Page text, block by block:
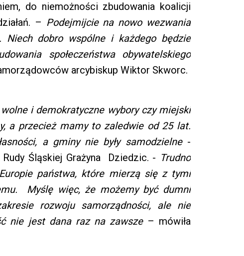
do niemożności zbudowania koalicji
– Podejmijcie na nowo wezwania
Niech dobro wspólne i każdego będzie
społeczeństwa obywatelskiego
arcybiskup Wiktor Skworc.
i demokratyczne wybory czy miejski
a przecież mamy to zaledwie od 25 lat.
a gminy nie były samodzielne-
Śląskiej Grażyna Dziedzic. - Trudno
państwa, które mierzą się z tymi
Myślę więc, że możemy być dumni
rozwoju samorządności, ale nie
nie jest dana raz na zawsze– mówiła